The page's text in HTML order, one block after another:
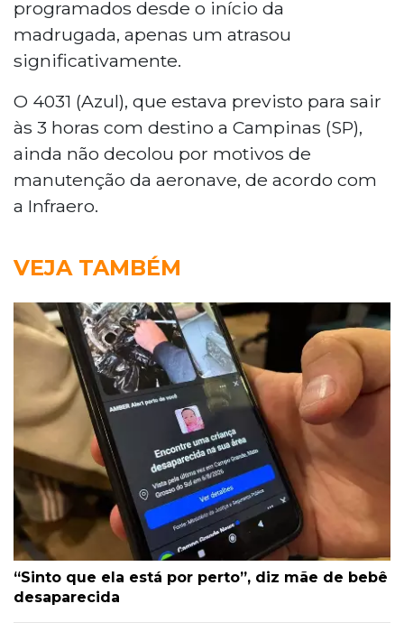
programados desde o início da
madrugada, apenas um atrasou
significativamente.
O 4031 (Azul), que estava previsto para sair
às 3 horas com destino a Campinas (SP),
ainda não decolou por motivos de
manutenção da aeronave, de acordo com
a Infraero.
VEJA TAMBÉM
“Sinto que ela está por perto”, diz mãe de bebê
desaparecida